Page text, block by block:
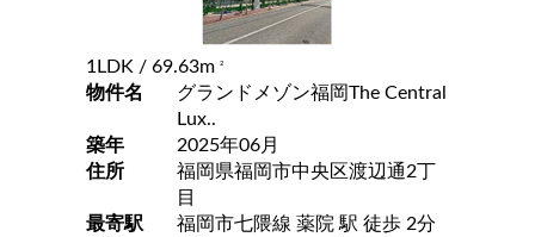
1LDK / 69.63m 2
物件名
グランドメゾン福岡The Central
Lux..
築年
2025年06月
住所
福岡県福岡市中央区渡辺通2丁
目
最寄駅
福岡市七隈線 薬院 駅 徒歩 2分